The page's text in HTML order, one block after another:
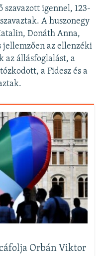
szavazott igennel, 123-
A huszonegy
Donáth Anna,
az ellenzéki
az állásfoglalást, a
a Fidesz és a
Orbán Viktor